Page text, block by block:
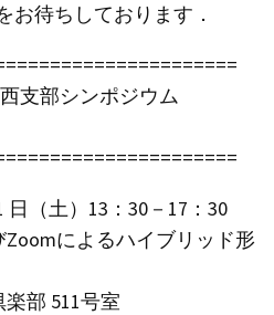
お待ちしております．
支部シンポジウム
日（土）13：30－17：30
によるハイブリッド形
部 511号室